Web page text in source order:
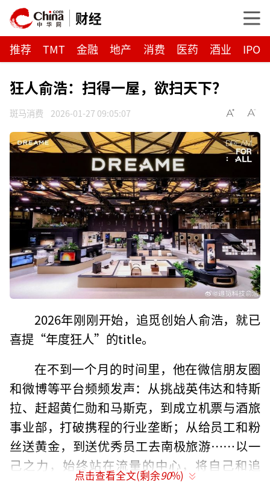
财经
推荐 TMT 金融 地产 消费 医药 酒业 IPO
狂人俞浩：扫得一屋，欲扫天下？
斑马消费 2026-01-27 09:05:07
2026年刚刚开始，追觅创始人俞浩，就已
喜提“年度狂人”的title。
在不到一个月的时间里，他在微信朋友圈
和微博等平台频频发声：从挑战英伟达和特斯
拉、赶超黄仁勋和马斯克，到成立机票与酒旅
事业部，打破携程的行业垄断；从给员工和粉
丝送黄金，到送优秀员工去南极旅游……以一
己之力，始终站在流量的中心，将自己和追
觅，打造成了热搜体质。
点击查看全文(剩余90%)